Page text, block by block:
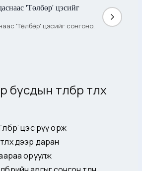
'Төлбөр' цэсийг сонгоно.
төлбөр төлөх
цэс рүү орж
дээр даран
оруулж